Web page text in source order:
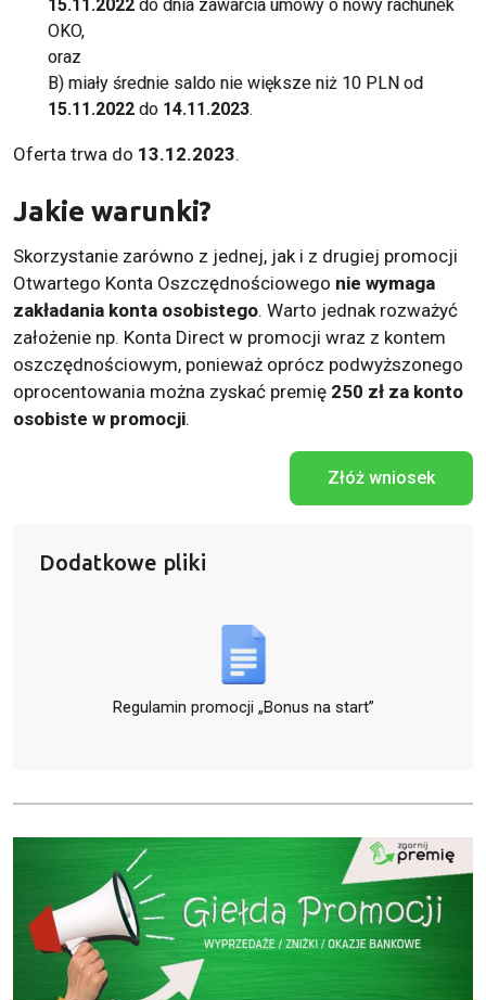
15.11.2022 do dnia zawarcia umowy o nowy rachunek
OKO,
oraz
B) miały średnie saldo nie większe niż 10 PLN od
15.11.2022 do 14.11.2023.
Oferta trwa do 13.12.2023.
Jakie warunki?
Skorzystanie zarówno z jednej, jak i z drugiej promocji
Otwartego Konta Oszczędnościowego nie wymaga
zakładania konta osobistego. Warto jednak rozważyć
założenie np. Konta Direct w promocji wraz z kontem
oszczędnościowym, ponieważ oprócz podwyższonego
oprocentowania można zyskać premię 250 zł za konto
osobiste w promocji.
Złóż wniosek
Dodatkowe pliki
Regulamin promocji „Bonus na start”